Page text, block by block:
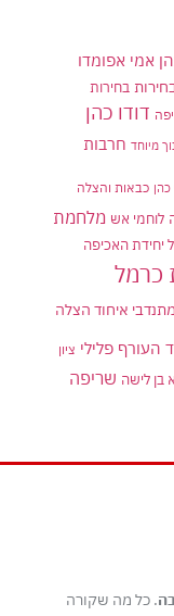
אמי אפומדו
בחירות
דודו כהן
מיוחד חרבות
כהן כבאות והצלה
לוחמי אש מלחמת
יחידת האכיפה
כרמל
מתנדבי איחוד הצלה
העורף פלילי ציון
בן לישה שריפה
. כל מה שקורה